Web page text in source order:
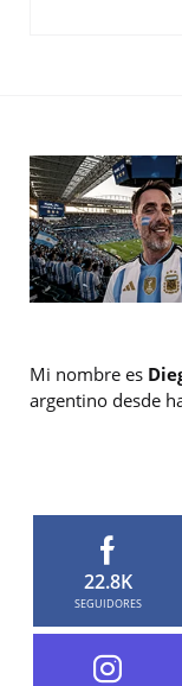
Mi nombre es
argentino desde
22.8K
SEGUIDORES